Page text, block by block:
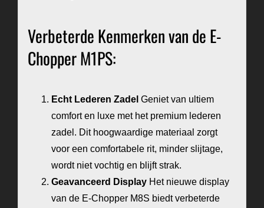
Verbeterde Kenmerken van de E-
Chopper M1PS:
Echt Lederen Zadel Geniet van ultiem
comfort en luxe met het premium lederen
zadel. Dit hoogwaardige materiaal zorgt
voor een comfortabele rit, minder slijtage,
wordt niet vochtig en blijft strak.
Geavanceerd DisplayHet nieuwe display
van de E-Chopper M8S biedt verbeterde